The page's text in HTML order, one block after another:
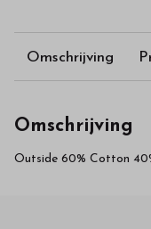
Omschrijving
Omschrijving
Outside 60% Cotton